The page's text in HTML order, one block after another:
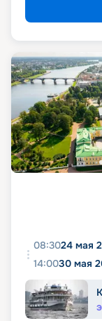
08:3024 мая
14:0030 мая